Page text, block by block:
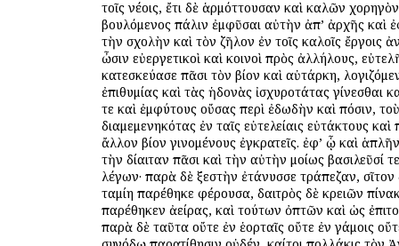
τοῖς νέοις, ἔτι δὲ ἁρμόττουσαν καὶ καλῶν
βουλόμενος πάλιν ἐμφῦσαι αὐτὴν ἀπ’ ἀρχῆς καὶ
τὴν σχολὴν καὶ τὸν ζῆλον ἐν τοῖς καλοῖς ἔργοις
ὦσιν εὐεργετικοὶ καὶ κοινοὶ πρὸς ἀλλήλους,
κατεσκεύασε πᾶσι τὸν βίον καὶ αὐτάρκη,
ἐπιθυμίας καὶ τὰς ἡδονὰς ἰσχυροτάτας γίνεσθαι
τε καὶ ἐμφύτους οὔσας περὶ ἐδωδὴν καὶ πόσιν,
διαμεμενηκότας ἐν ταῖς εὐτελείαις εὐτάκτους καὶ
ἄλλον βίον γινομένους ἐγκρατεῖς. ἐφ’ ᾧ καὶ
τὴν δίαιταν πᾶσι καὶ τὴν αὐτὴν ὁμοίως βασιλεῦσί
λέγων· παρὰ δὲ ξεστὴν ἐτάνυσσε τράπεζαν, σῖτον
ταμίη παρέθηκε φέρουσα, δαιτρὸς δὲ κρειῶν
παρέθηκεν ἀείρας, καὶ τούτων ὀπτῶν καὶ ὡς
παρὰ δὲ ταῦτα οὔτε ἐν ἑορταῖς οὔτε ἐν γάμοις